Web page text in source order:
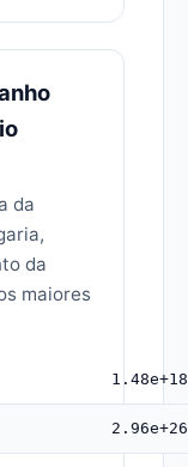
da
da
maiores